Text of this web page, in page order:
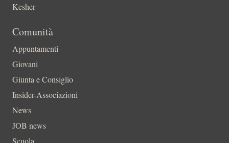
Kesher
Comunità
Appuntamenti
Giovani
Giunta e Consiglio
Insider-Associazioni
News
JOB news
Scuola